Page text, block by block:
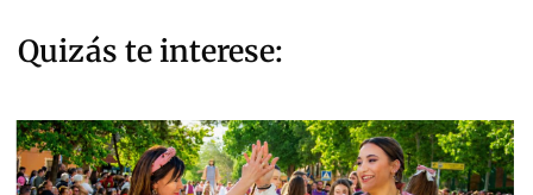
Quizás te interese: